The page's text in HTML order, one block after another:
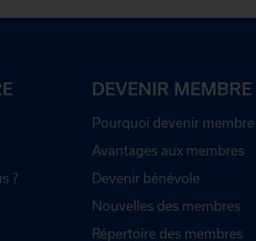
?
DEVENIR MEMBRE
Pourquoi devenir membre
Avantages aux membres
Devenir bénévole
Nouvelles des membres
Répertoire des membres